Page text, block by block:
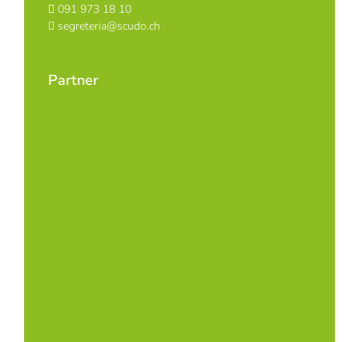
091 973 18 10
segreteria@scudo.ch
Partner